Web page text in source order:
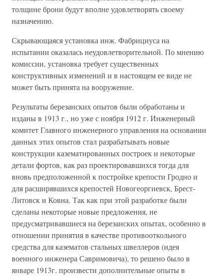
толщине брони будут вполне удовлетворять своему
назначению.
Скрывающаяся установка инж. Фабрициуса на
испытании оказалась неудовлетворительной. По мнению
комиссии, установка требует существенных
конструктивных изменений и в настоящем ее виде не
может быть принята на вооружение.
Результаты березанских опытов были обработаны и
изданы в 1913 г., но уже с ноября 1912 г. Инженерный
комитет Главного инженерного управления на основании
данных этих опытов стал разрабатывать новые
конструкции казематированных построек и некоторые
детали фортов, как раз проектировавшихся тогда для
вновь предположенной к постройке крепости Гродно и
для расширявшихся крепостей Новогеоргиевск, Брест-
Литовск и Ковна. Так как при этой разработке были
сделаны некоторые новые предложения, не
предусматривавшиеся на березанских опытах, особенно в
отношении принятия в качестве противооткольного
средства для казематов стальных швеллеров (идея
военного инженера Савримовича), то решено было в
январе 1913г. произвести дополнительные опыты в